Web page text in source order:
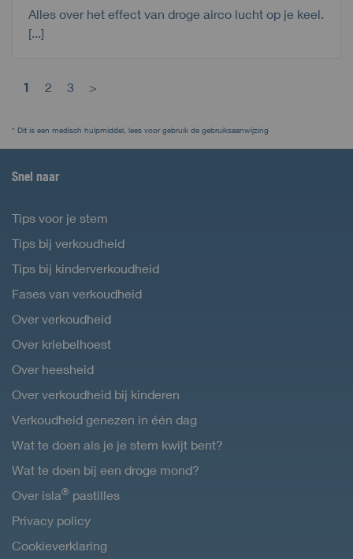
Alles over het effect van droge airco lucht op je keel.
[...]
1 2 3 >
* Dit is een medisch hulpmiddel, lees voor gebruik de gebruiksaanwijzing
Snel naar
Tips voor je stem
Tips bij verkoudheid
Tips bij kinderverkoudheid
Fases van verkoudheid
Over verkoudheid
Over kriebelhoest
Over heesheid
Over verkoudheid bij kinderen
Verkoudheid genezen in één dag
Wat te doen als je je stem kwijt bent?
Wat te doen bij een droge mond?
Over isla® pastilles
Privacy policy
Cookieverklaring